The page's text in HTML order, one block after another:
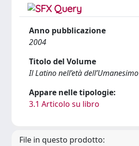
Anno pubblicazione
2004
Titolo del Volume
Il Latino nell’età dell’Umanesimo
Appare nelle tipologie:
3.1 Articolo su libro
File in questo prodotto: